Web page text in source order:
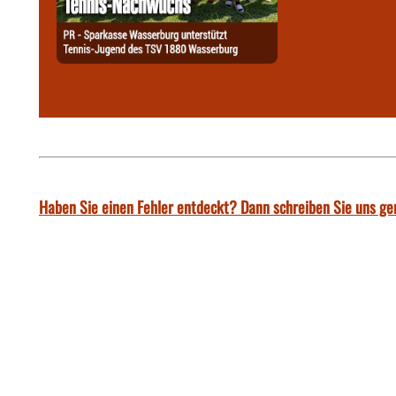
Haben Sie einen Fehler entdeckt? Dann schreiben Sie uns